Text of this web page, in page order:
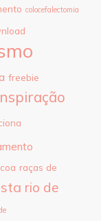
colocefalectomia
freebie
raças de
rio de